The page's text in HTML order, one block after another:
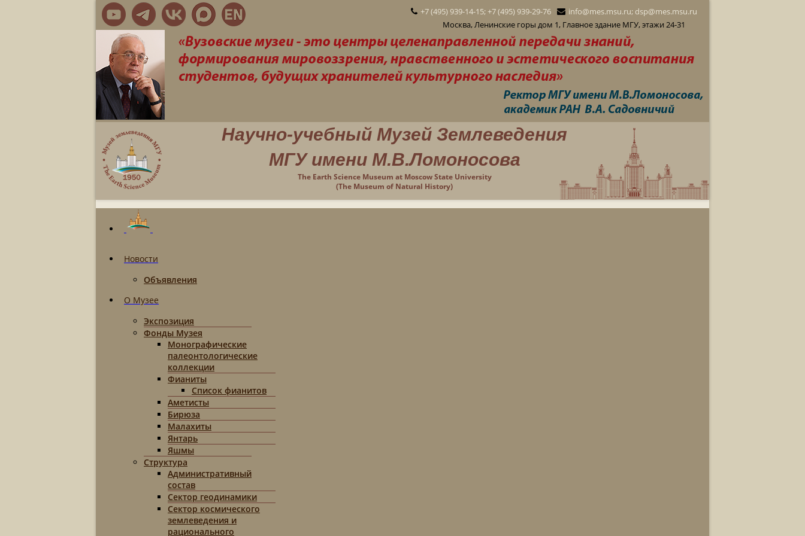
+7 (495) 939-14-15; +7 (495) 939-29-76
info@mes.msu.ru; dsp@mes.msu.ru
Москва, Ленинские горы дом 1, Главное здание МГУ, этажи 24-31
Научно-учебный Музей Землеведения
МГУ имени М.В.Ломоносова
The Earth Science Museum at Moscow State University
(The Museum of Natural History)
Новости
Объявления
О Музее
Экспозиция
Фонды Музея
Монографические
палеонтологические
коллекции
Фианиты
Список фианитов
Аметисты
Бирюза
Малахиты
Янтарь
Яшмы
Структура
Административный
состав
Сектор геодинамики
Сектор космического
землеведения и
рационального